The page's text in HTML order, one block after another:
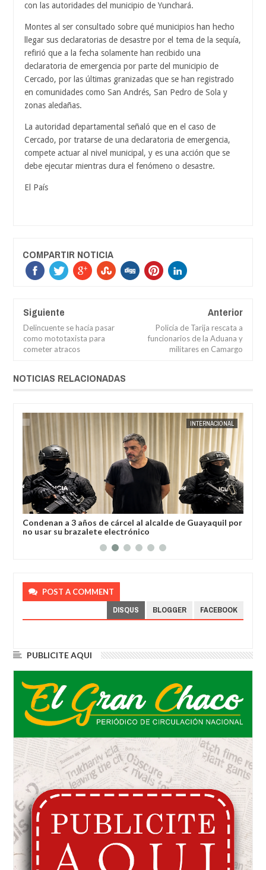
con las autoridades del municipio de Yunchará.
Montes al ser consultado sobre qué municipios han hecho
llegar sus declaratorias de desastre por el tema de la sequía,
refirió que a la fecha solamente han recibido una
declaratoria de emergencia por parte del municipio de
Cercado, por las últimas granizadas que se han registrado
en comunidades como San Andrés, San Pedro de Sola y
zonas aledañas.
La autoridad departamental señaló que en el caso de
Cercado, por tratarse de una declaratoria de emergencia,
compete actuar al nivel municipal, y es una acción que se
debe ejecutar mientras dura el fenómeno o desastre.
El País
COMPARTIR NOTICIA
Siguiente
Delincuente se hacía pasar
como mototaxista para
cometer atracos
Anterior
Policía de Tarija rescata a
funcionarios de la Aduana y
militares en Camargo
NOTICIAS RELACIONADAS
INTERNACIONAL
Condenan a 3 años de cárcel al alcalde de Guayaquil por
no usar su brazalete electrónico
JORGE
POST A COMMENT
DISQUS BLOGGER FACEBOOK
PUBLICITE AQUI